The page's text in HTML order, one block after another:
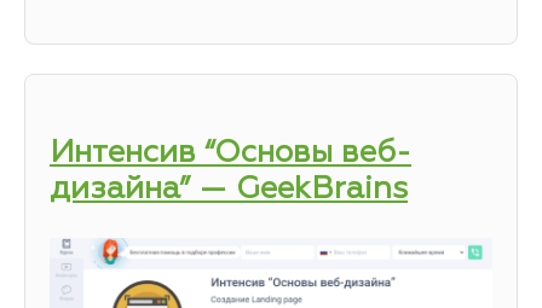
Интенсив “Основы веб-
дизайна” — GeekBrains